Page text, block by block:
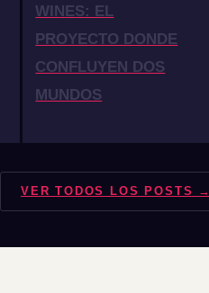
WINES: EL
PROYECTO DONDE
CONFLUYEN DOS
MUNDOS
VER TODOS LOS POSTS →